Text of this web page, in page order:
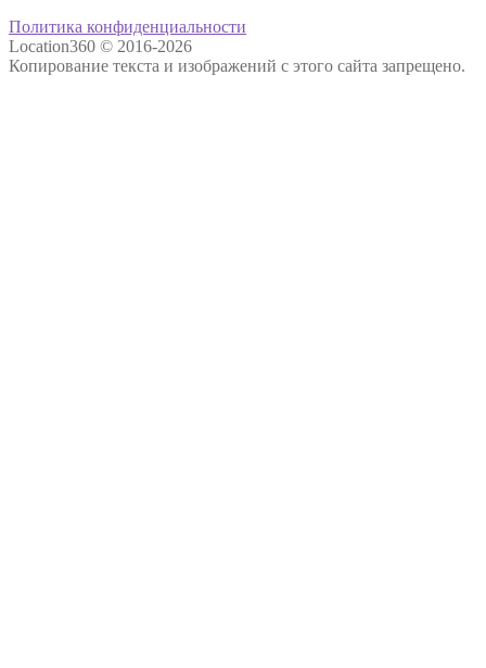
Политика конфиденциальности
Location360 © 2016-2026
Копирование текста и изображений с этого сайта запрещено.